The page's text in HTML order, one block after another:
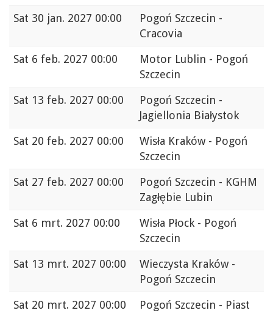
Sat 30 jan. 2027 00:00
Pogoń Szczecin -
Cracovia
Sat 6 feb. 2027 00:00
Motor Lublin - Pogoń
Szczecin
Sat 13 feb. 2027 00:00
Pogoń Szczecin -
Jagiellonia Białystok
Sat 20 feb. 2027 00:00
Wisła Kraków - Pogoń
Szczecin
Sat 27 feb. 2027 00:00
Pogoń Szczecin - KGHM
Zagłębie Lubin
Sat 6 mrt. 2027 00:00
Wisła Płock - Pogoń
Szczecin
Sat 13 mrt. 2027 00:00
Wieczysta Kraków -
Pogoń Szczecin
Sat 20 mrt. 2027 00:00
Pogoń Szczecin - Piast